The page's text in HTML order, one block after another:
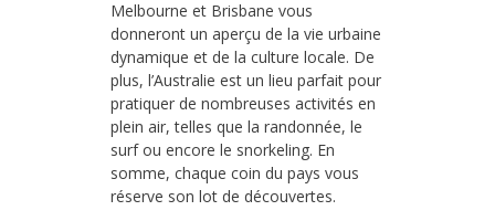
Melbourne et Brisbane vous
donneront un aperçu de la vie urbaine
dynamique et de la culture locale. De
plus, l’Australie est un lieu parfait pour
pratiquer de nombreuses activités en
plein air, telles que la randonnée, le
surf ou encore le snorkeling. En
somme, chaque coin du pays vous
réserve son lot de découvertes.